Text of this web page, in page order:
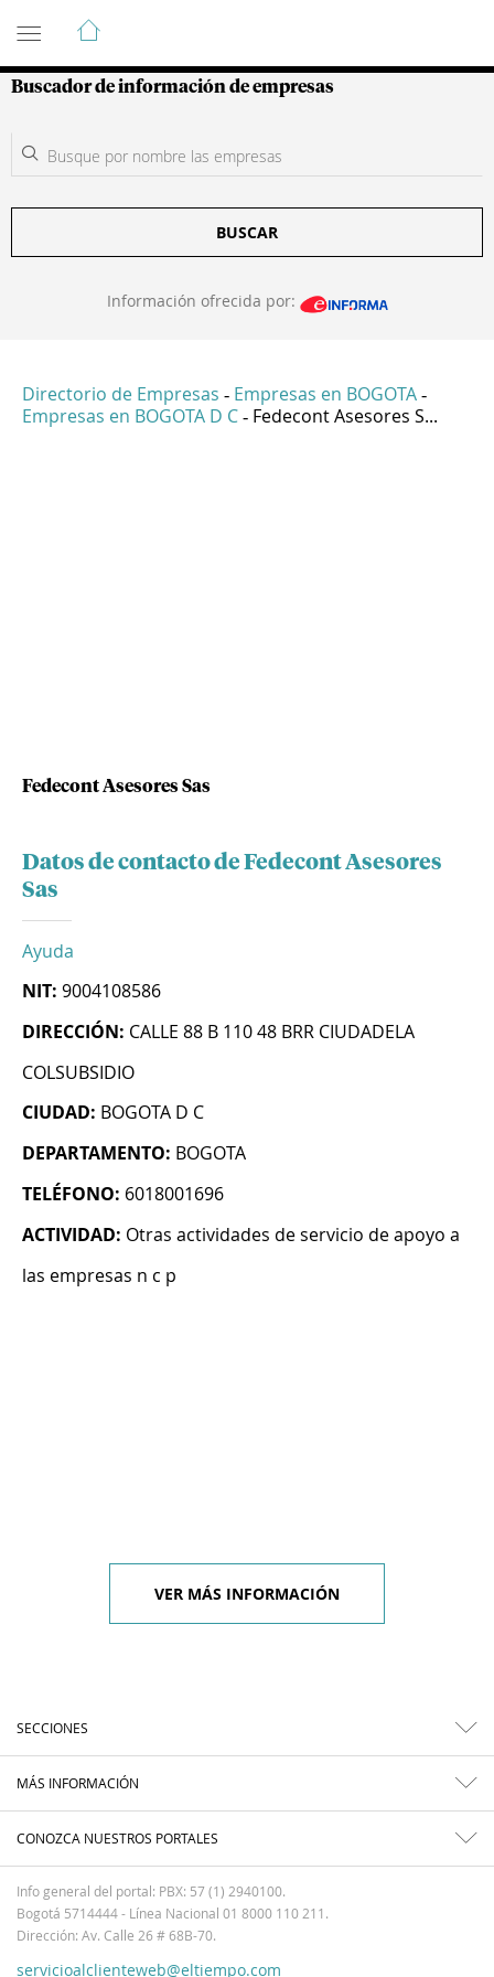
Guía de Empresas Colombianas
Buscador de información de empresas
BUSCAR
Información ofrecida por:
Directorio de Empresas - Empresas en BOGOTA -
Empresas en BOGOTA D C - Fedecont Asesores S...
Fedecont Asesores Sas
Datos de contacto de Fedecont Asesores
Sas
Ayuda
NIT: 9004108586
DIRECCIÓN: CALLE 88 B 110 48 BRR CIUDADELA
COLSUBSIDIO
CIUDAD: BOGOTA D C
DEPARTAMENTO: BOGOTA
TELÉFONO: 6018001696
ACTIVIDAD: Otras actividades de servicio de apoyo a
las empresas n c p
VER MÁS INFORMACIÓN
SECCIONES
MÁS INFORMACIÓN
CONOZCA NUESTROS PORTALES
Info general del portal: PBX: 57 (1) 2940100.
Bogotá 5714444 - Línea Nacional 01 8000 110 211.
Dirección: Av. Calle 26 # 68B-70.
servicioalclienteweb@eltiempo.com